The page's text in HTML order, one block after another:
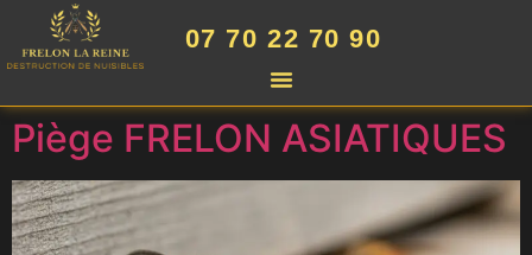
07 70 22 70 90
Piège FRELON ASIATIQUES